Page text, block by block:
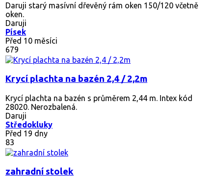
Daruji starý masívní dřevěný rám oken 150/120 včetně
oken.
Daruji
Písek
Před 10 měsíci
679
Krycí plachta na bazén 2,4 / 2,2m
Krycí plachta na bazén s průměrem 2,44 m. Intex kód
28020. Nerozbalená.
Daruji
Středokluky
Před 19 dny
83
zahradní stolek